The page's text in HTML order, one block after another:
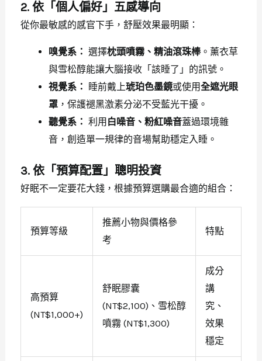
2. 依「個人偏好」五感導向
從你最敏感的感官下手，舒壓效果最明顯：
嗅覺系： 選擇枕頭噴霧、精油滾珠棒。薰衣草
與雪松醇能讓大腦接收「該睡了」的訊號。
視覺系：
睡前戴上琥珀色墨鏡或使用全遮光眼
罩，保護褪黑激素分泌不受藍光干擾。
聽覺系： 利用 白噪音、粉紅噪音蓋過環境雜
音，創造單一規律的音場幫助穩定入睡。
3. 依「預算配置」聰明投資
好眠不一定要花大錢，根據預算選購最合適的組合：
預算等級
推薦小物與價格參
考
特點
高預算
(NT$1,000+)
舒眠膠囊
(NT$2,100)、雪松醇
噴霧 (NT$1,300)
成分
講
究、
效果
穩定